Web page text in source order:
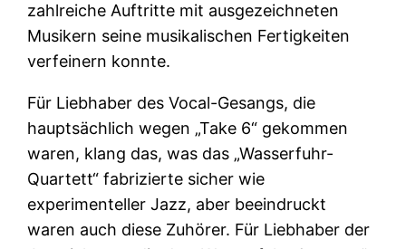
zahlreiche Auftritte mit ausgezeichneten
Musikern seine musikalischen Fertigkeiten
verfeinern konnte.
Für Liebhaber des Vocal-Gesangs, die
hauptsächlich wegen „Take 6“ gekommen
waren, klang das, was das „Wasserfuhr-
Quartett“ fabrizierte sicher wie
experimenteller Jazz, aber beeindruckt
waren auch diese Zuhörer. Für Liebhaber der